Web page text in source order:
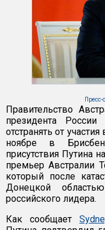
Пресс-
Правительство
президента
отстранять от
ноябре в
присутствия Путина
премьер Австралии
который после
Донецкой
российского лидера.
Как сообщает